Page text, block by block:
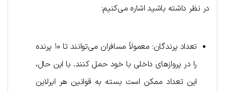
در نظر داشته باشید اشاره می‌کنیم:
تعداد پرندگان: معمولاً مسافران می‌توانند تا ۱۰ پرنده
را در پروازهای داخلی با خود حمل کنند. با این حال،
این تعداد ممکن است بسته به قوانین هر ایرلاین